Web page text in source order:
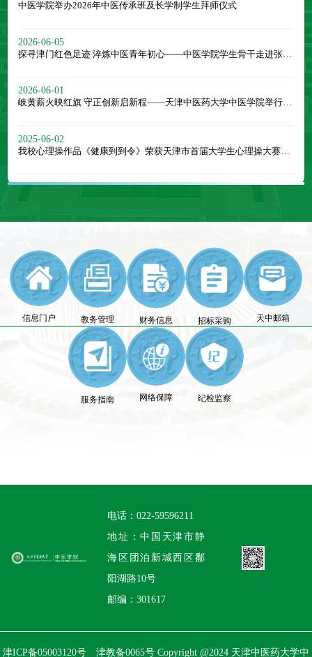
中医学院举办2026年中医传承班及长学制学生拜师仪式
2026-06-05
探寻津门红色足迹 淬炼中医青年初心——中医学院学生骨干走进张园开展学习教育活动
2026-06-01
岐黄薪火映红旗 守正创新启新程——天津中医药大学中医学院举行主题升旗仪式
2025-06-02
我校心理操作品《健康到到令》荣获天津市首届大学生心理操大赛二等奖
信息门户 教务管理 财务信息 招标采购 天中邮箱
服务指南 网络保障 纪检监察
电话：022-59596211
地址：中国天津市静
海区团泊新城西区鄱
阳湖路10号
邮编：301617
津ICP备05003120号 津教备0065号 Copyright @2024 天津中医药大学中